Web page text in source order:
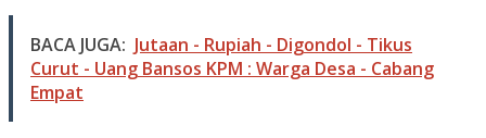
BACA JUGA: Jutaan - Rupiah - Digondol - Tikus
Curut - Uang Bansos KPM : Warga Desa - Cabang
Empat